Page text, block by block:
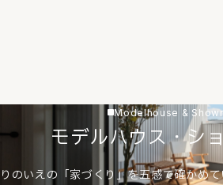
Modelhouse &
モデルハウス・シ
りのいえの「家づくり」を五感で確かめ